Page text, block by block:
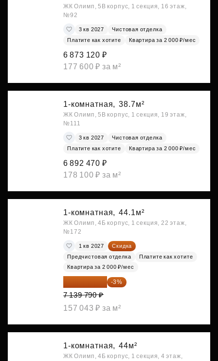
ЖК Олимп, 5В корпус, 1 секция, 16 этаж,
№92
3 кв 2027
Чистовая отделка
Платите как хотите
Квартира за 2 000 ₽/мес
6 873 120 ₽
177 600 ₽ за м²
1-комнатная, 38.7м²
ЖК Олимп, 5В корпус, 1 секция, 19 этаж,
№111
3 кв 2027
Чистовая отделка
Платите как хотите
Квартира за 2 000 ₽/мес
6 892 470 ₽
178 100 ₽ за м²
1-комнатная, 44.1м²
ЖК Олимп, 4Б корпус, 1 секция, 22 этаж,
№172
1 кв 2027
Скидка
Предчистовая отделка
Платите как хотите
Квартира за 2 000 ₽/мес
-3%
7 139 790 ₽
157 043 ₽ за м²
1-комнатная, 44м²
ЖК Олимп, 4Б корпус, 1 секция, 4 этаж,